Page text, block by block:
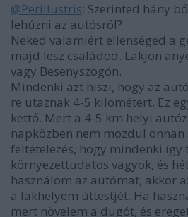
@Perillustris: Szerinted hány
lehúzni az autósról?
Neked valamiért ellenséged a
majd lesz családod. Lakjon
vagy Besenyszögön.
Mindenki azt hiszi, hogy az
re utaznak 4-5 kilométert. Ez
kettő. Mert a 4-5 km helyi
napközben nem mozdul onnan
feltételezés, hogy mindenki így
környezettudatos vagyok, és
használom az autómat, akkor
a lakhelyem úttestjét. Ha
mert növelem a dugót, és